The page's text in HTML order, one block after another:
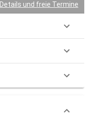
Details und freie Termine